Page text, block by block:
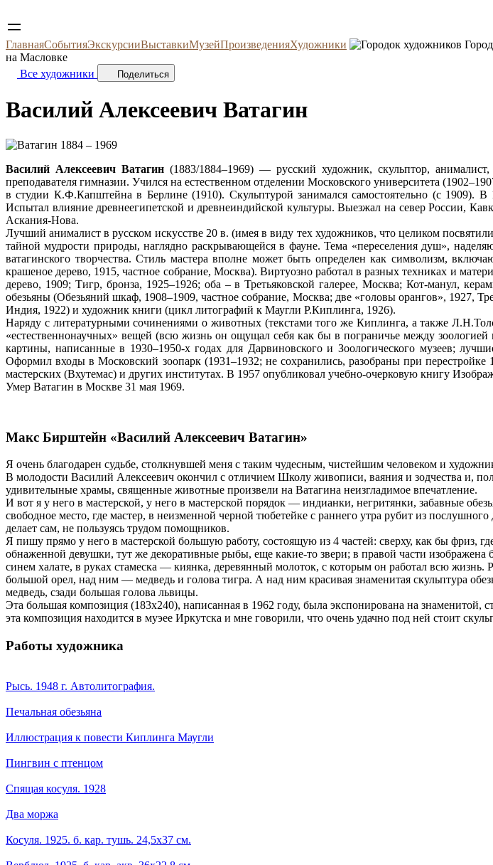
ГлавнаяСобытияЭкскурсииВыставкиМузейПроизведенияХудожники
на Масловке
Все художники
Поделиться
Василий Алексеевич Ватагин
1884 – 1969
Василий Алексеевич Ватагин(1883/1884–1969) — русский художник, скульптор,
преподавателя гимназии. Учился на естественном отделении Московского университета
в студии К.Ф.Капштейна в Берлине (1910). Скульптурой занимался самостоятельно (с
Испытал влияние древнеегипетской и древнеиндийской культуры. Выезжал на север России,
Аскания-Нова.
Лучший анималист в русском искусстве 20 в. (имея в виду тех художников, что целиком
тайной мудрости природы, наглядно раскрывающейся в фауне. Тема «переселения душ»,
ватагинского творчества. Стиль мастера вполне может быть определен как символизм,
крашеное дерево, 1915, частное собрание, Москва). Виртуозно работал в разных техниках и
дерево, 1909; Тигр, бронза, 1925–1926; оба – в Третьяковской галерее, Москва; Кот-манул,
обезьяны (Обезьяний шкаф, 1908–1909, частное собрание, Москва; две «головы орангов», 1927,
Индия, 1922) и художник книги (цикл литографий к Маугли Р.Киплинга, 1926).
Наряду с литературными сочинениями о животных (текстами того же Киплинга, а также
«естественнонаучных» вещей (всю жизнь он ощущал себя как бы в пограничье между
картины, написанные в 1930–1950-х годах для Дарвиновского и Зоологического музеев;
Оформил входы в Московский зоопарк (1931–1932; не сохранились, разобраны при
мастерских (Вхутемас) и других институтах. В 1957 опубликовал учебно-очерковую книгу
Умер Ватагин в Москве 31 мая 1969.
Макс Бирштейн «Василий Алексеевич Ватагин»
Я очень благодарен судьбе, столкнувшей меня с таким чудесным, чистейшим человеком и
В молодости Василий Алексеевич окончил с отличием Школу живописи, ваяния и зодчества и,
удивителыные храмы, священные животные произвели на Ватагина неизгладимое впечатление.
И вот я у него в мастерской, у него в мастерской порядок — индианки, негритянки, забавные
свободное место, где мастер, в неизменной черной тюбетейке с раннего утра рубит из
делает сам, не пользуясь трудом помощников.
Я пишу прямо у него в мастерской большую работу, состоящую из 4 частей: сверху, как бы фриз,
обнаженной девушки, тут же декоративные рыбы, еще какие-то звери; в правой части
синем халате, в руках стамеска — киянка, деревянный молоток, с которым он работал всю
большой орел, над ним — медведь и голова тигра. А над ним красивая знаменитая скульптура
медведь, сзади большая голова львицы.
Эта большая композиция (183х240), написанная в 1962 году, была экспонирована на
эта композиция находится в муэее Иркутска и мне говорили, что очень удачно под ней стоит
Работы художника
Рысь. 1948 г. Автолитография.
Печальная обезьяна
Иллюстрация к повести Киплинга Маугли
Пингвин с птенцом
Спящая косуля. 1928
Два моржа
Косуля. 1925. б. кар. тушь. 24,5х37 см.